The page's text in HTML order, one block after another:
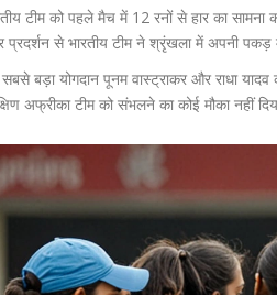
टीम को पहले मैच में 12 रनों से हार का सामना
से भारतीय टीम ने श्रृंखला में अपनी पकड़
बड़ा योगदान पूनम वास्ट्राकर और राधा
अफ्रीका टीम को संभलने का कोई मौका नहीं